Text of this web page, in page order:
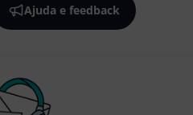
Ajuda e feedback